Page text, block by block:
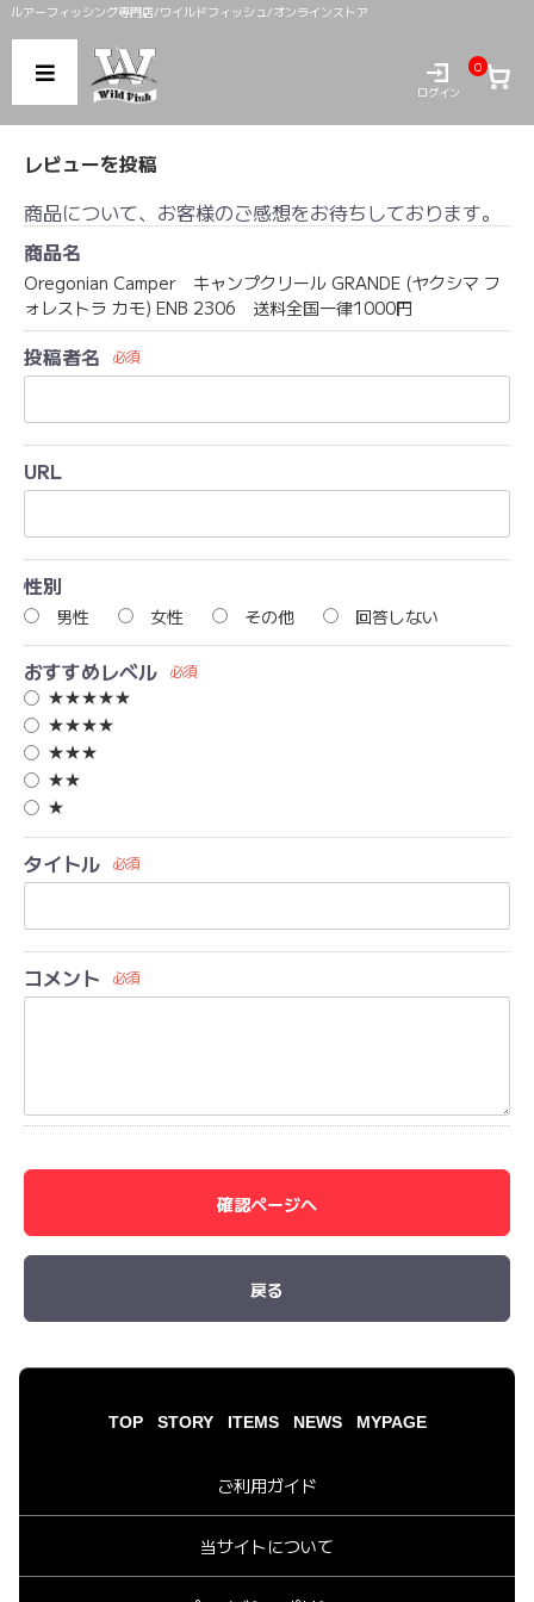
ルアーフィッシング専門店/ワイルドフィッシュ/オンラインストア
ログイン
0
レビューを投稿
商品について、お客様のご感想をお待ちしております。
商品名
Oregonian Camper キャンプクリール GRANDE (ヤクシマ フ
ォレストラ カモ) ENB 2306 送料全国一律1000円
投稿者名 必須
URL
性別
男性 女性 その他 回答しない
おすすめレベル 必須
★★★★★
★★★★
★★★
★★
★
タイトル 必須
コメント 必須
確認ページへ
戻る
TOP STORY ITEMS NEWS MYPAGE
ご利用ガイド
当サイトについて